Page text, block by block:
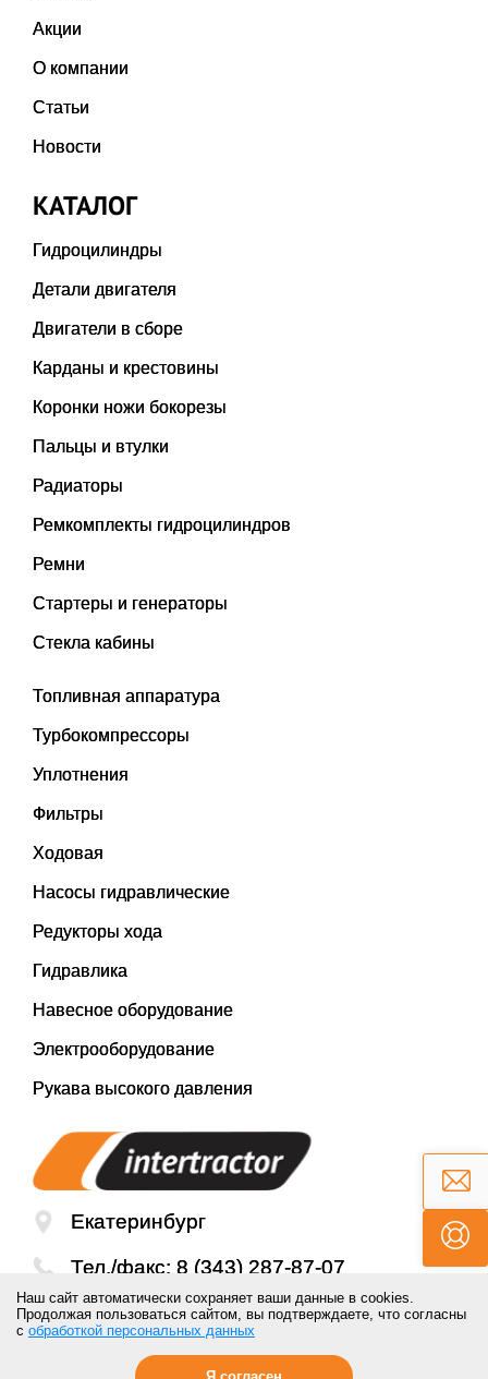
Акции
О компании
Статьи
Новости
КАТАЛОГ
Гидроцилиндры
Детали двигателя
Двигатели в сборе
Карданы и крестовины
Коронки ножи бокорезы
Пальцы и втулки
Радиаторы
Ремкомплекты гидроцилиндров
Ремни
Стартеры и генераторы
Стекла кабины
Топливная аппаратура
Турбокомпрессоры
Уплотнения
Фильтры
Ходовая
Насосы гидравлические
Редукторы хода
Гидравлика
Навесное оборудование
Электрооборудование
Рукава высокого давления
Екатеринбург
Тел./факс: 8 (343) 287-87-07
Email:mail@inter-tractor.ru
Наш сайт автоматически сохраняет ваши данные в cookies.
Продолжая пользоваться сайтом, вы подтверждаете, что согласны
с обработкой персональных данных